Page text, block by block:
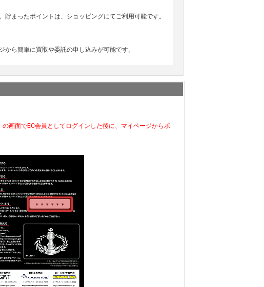
まったポイントは、ショッピングにてご利用可能です。
ら簡単に買取や委託の申し込みが可能です。
画面でEC会員としてログインした後に、マイページからポ